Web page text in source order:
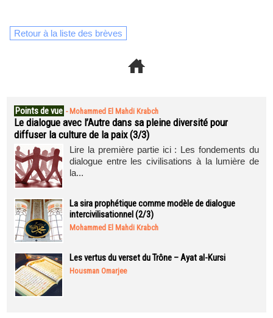
Retour à la liste des brèves
Points de vue - Mohammed El Mahdi Krabch
Le dialogue avec l’Autre dans sa pleine diversité pour
diffuser la culture de la paix (3/3)
Lire la première partie ici : Les fondements du
dialogue entre les civilisations à la lumière de
la...
La sira prophétique comme modèle de dialogue
intercivilisationnel (2/3)
Mohammed El Mahdi Krabch
Les vertus du verset du Trône – Ayat al-Kursi
Housman Omarjee